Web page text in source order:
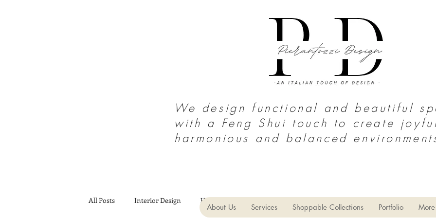
We design functional and beautiful
with a Feng Shui touch to create
harmonious and balanced
All Posts Interior Design Healthy Home Home Decor Limpieza del hogar Estilo
About Us Services Shoppable Collections Portfolio More